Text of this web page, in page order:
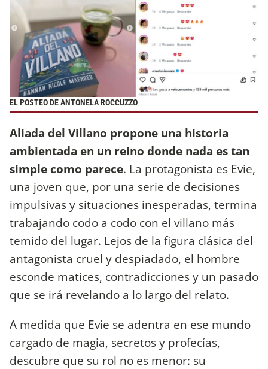
EL POSTEO DE ANTONELA ROCCUZZO
Aliada del Villano propone una historia
ambientada en un reino donde nada es tan
simple como parece. La protagonista es Evie,
una joven que, por una serie de decisiones
impulsivas y situaciones inesperadas, termina
trabajando codo a codo con el villano más
temido del lugar. Lejos de la figura clásica del
antagonista cruel y despiadado, el hombre
esconde matices, contradicciones y un pasado
que se irá revelando a lo largo del relato.
A medida que Evie se adentra en ese mundo
cargado de magia, secretos y profecías,
descubre que su rol no es menor: su